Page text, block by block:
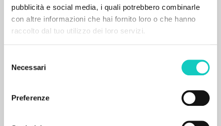
pubblicità e social media, i quali potrebbero combinarle
con altre informazioni che hai fornito loro o che hanno
raccolto dal tuo utilizzo dei loro servizi.
delNecessari
Preferenze
A
Z
DOCUMENTOS ENCONTRADOS